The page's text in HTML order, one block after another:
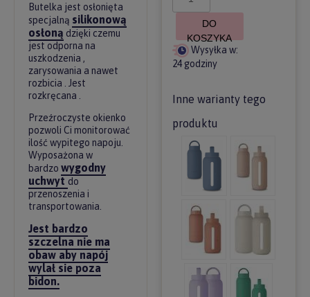
Butelka jest osłonięta
specjalną silikonową
osłoną dzięki czemu
jest odporna na
uszkodzenia ,
zarysowania a nawet
rozbicia . Jest
rozkręcana .
Przeźroczyste okienko
pozwoli Ci monitorować
ilość wypitego napoju.
Wyposażona w
bardzo wygodny
uchwyt do
przenoszenia i
transportowania.
Jest bardzo
szczelna nie ma
obaw aby napój
wylał sie poza
bidon.
DO
KOSZYKA
Wysyłka w:
24 godziny
Inne warianty tego
produktu